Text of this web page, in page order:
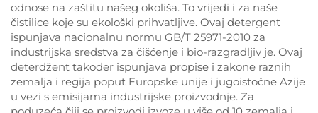
odnose na zaštitu našeg okoliša. To vrijedi i za naše
čistilice koje su ekološki prihvatljive. Ovaj detergent
ispunjava nacionalnu normu GB/T 25971-2010 za
industrijska sredstva za čišćenje i bio-razgradljiv je. Ovaj
deterdžent također ispunjava propise i zakone raznih
zemalja i regija poput Europske unije i jugoistočne Azije
u vezi s emisijama industrijske proizvodnje. Za